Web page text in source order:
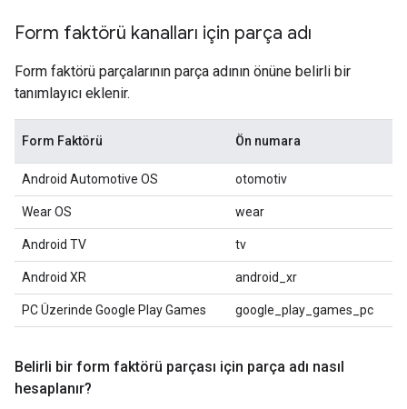
Form faktörü kanalları için parça adı
Form faktörü parçalarının parça adının önüne belirli bir
tanımlayıcı eklenir.
Form Faktörü Ön numara
Android Automotive OS otomotiv
Wear OS wear
Android TV tv
Android XR android_xr
PC Üzerinde Google Play Games google_play_games_pc
Belirli bir form faktörü parçası için parça adı nasıl
hesaplanır?